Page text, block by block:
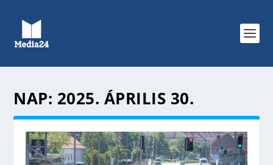
NAP: 2025. ÁPRILIS 30.